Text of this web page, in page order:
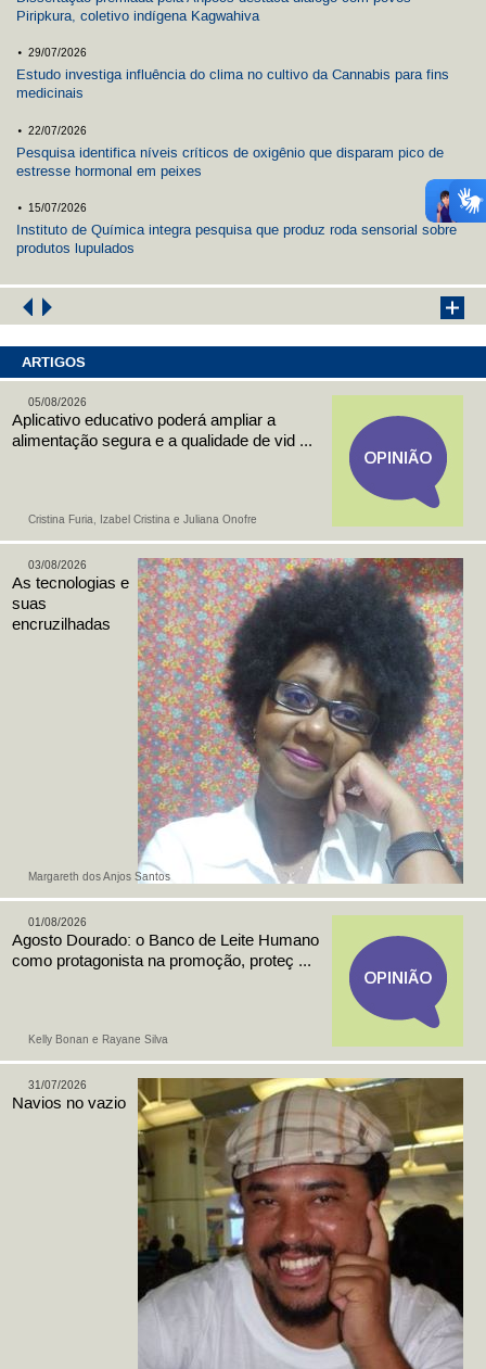
Piripkura, coletivo indígena Kagwahiva
. 29/07/2026
Estudo investiga influência do clima no cultivo da Cannabis para fins
medicinais
. 22/07/2026
Pesquisa identifica níveis críticos de oxigênio que disparam pico de
estresse hormonal em peixes
. 15/07/2026
Instituto de Química integra pesquisa que produz roda sensorial sobre
produtos lupulados
ARTIGOS
Cristina Furia, Izabel Cristina e Juliana Onofre
05/08/2026
Aplicativo educativo poderá ampliar a
alimentação segura e a qualidade de vid ...
Margareth dos Anjos Santos
03/08/2026
As tecnologias e
suas
encruzilhadas
Kelly Bonan e Rayane Silva
01/08/2026
Agosto Dourado: o Banco de Leite Humano
como protagonista na promoção, proteç ...
31/07/2026
Navios no vazio